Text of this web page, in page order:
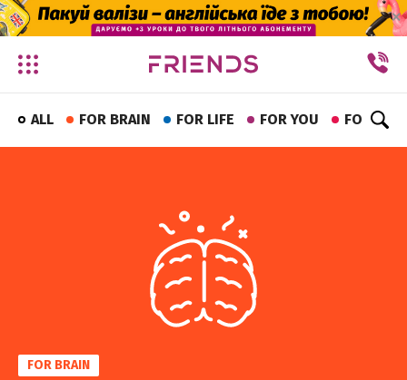
✕
ALL FOR BRAIN FOR LIFE FOR YOU FOR FUN
FOR BRAIN